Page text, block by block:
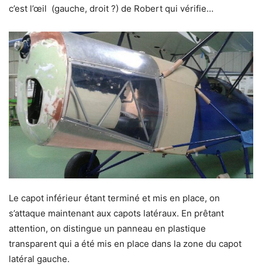
c’est l’œil (gauche, droit ?) de Robert qui vérifie…
Le capot inférieur étant terminé et mis en place, on
s’attaque maintenant aux capots latéraux. En prêtant
attention, on distingue un panneau en plastique
transparent qui a été mis en place dans la zone du capot
latéral gauche.